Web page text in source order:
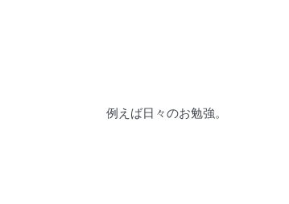
例えば日々のお勉強。